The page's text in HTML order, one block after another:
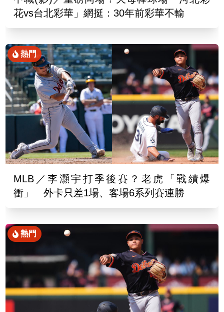
花vs台北彩華」網挺：30年前彩華不輸
熱門
MLB／李灝宇打季後賽？老虎「戰績爆
衝」 外卡只差1場、客場6系列賽連勝
熱門